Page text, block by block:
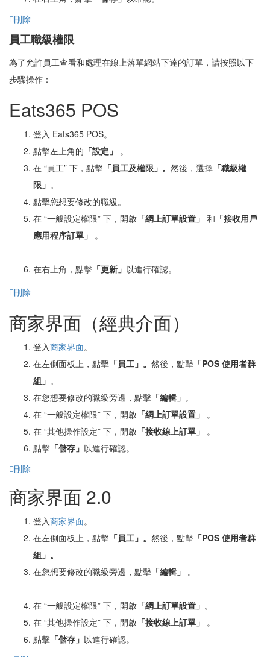
刪除
員工職級權限
為了允許員工查看和處理在線上落單網站下達的訂單，請按照以下
步驟操作：
Eats365 POS
登入 Eats365 POS。
點擊左上角的 「設定」 。
在 “員工” 下，點擊 「員工及權限」。 然後，選擇 「職級權
限」 。
點擊您想要修改的職級。
在 “一般設定權限” 下，開啟 「網上訂單設置」 和 「接收用戶
應用程序訂單」 。
在右上角，點擊 「更新」 以進行確認。
刪除
商家界面（經典介面）
登入商家界面。
在左側面板上，點擊 「員工」。 然後，點擊 「POS 使用者群
組」 。
在您想要修改的職級旁邊，點擊 「編輯」 。
在 “一般設定權限” 下，開啟 「網上訂單設置」 。
在 “其他操作設定” 下，開啟 「接收線上訂單」 。
點擊 「儲存」 以進行確認。
刪除
商家界面 2.0
登入商家界面。
在左側面板上，點擊 「員工」。 然後，點擊 「POS 使用者群
組 」 。
在您想要修改的職級旁邊，點擊 「編輯」 。
在 “一般設定權限” 下，開啟 「網上訂單設置」 。
在 “其他操作設定” 下，開啟 「接收線上訂單」 。
點擊 「儲存」 以進行確認。